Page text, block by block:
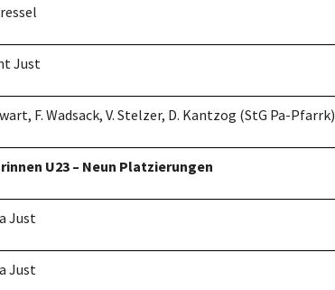
Just
F. Wadsack, V. Stelzer, D. Kantzog (StG Pa-Pfarrk)
U23 – Neun Platzierungen
Just
Just